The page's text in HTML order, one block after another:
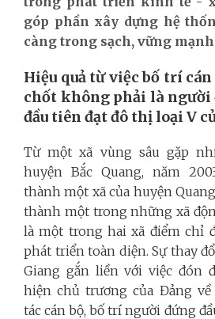
góp phần xây dựng hệ
càng trong sạch, vững
Hiệu quả từ việc bố trí
chốt không phải là người
đầu tiên đạt đô thị loại V
Từ một xã vùng sâu gặp
huyện Bắc Quang, năm
thành một xã của huyện
thành một trong những xã
là một trong hai xã điểm chỉ
phát triển toàn diện. Sự thay
Giang gắn liền với việc đón
hiện chủ trương của Đảng
tác cán bộ, bố trí người đứng